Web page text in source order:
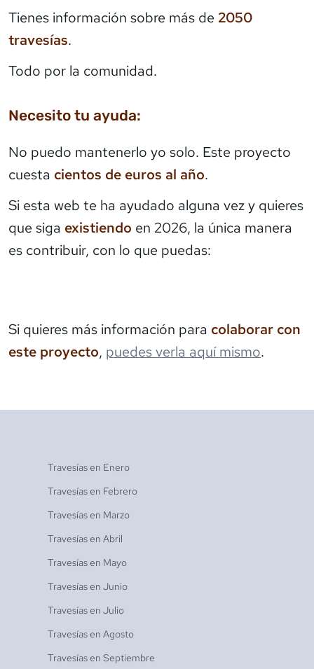
Tienes información sobre más de 2050
travesías.
Todo por la comunidad.
Necesito tu ayuda:
No puedo mantenerlo yo solo. Este proyecto
cuesta cientos de euros al año.
Si esta web te ha ayudado alguna vez y quieres
que siga existiendo en 2026, la única manera
es contribuir, con lo que puedas:
Si quieres más información para colaborar con
este proyecto, puedes verla aquí mismo.
Travesías en Enero
Travesías en Febrero
Travesías en Marzo
Travesías en Abril
Travesías en Mayo
Travesías en Junio
Travesías en Julio
Travesías en Agosto
Travesías en Septiembre